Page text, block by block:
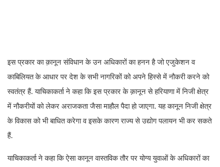
इस प्रकार का क़ानून संविधान के उन अधिकारों का हनन है जो एजुकेशन व
काबिलियत के आधार पर देश के सभी नागरिकों को अपने हिस्से में नौकरी करने को
स्वतंत्र हैं. याचिकाकर्ता ने कहा कि इस प्रकार के क़ानून से हरियाणा में निजी क्षेत्र
में नौकरीयों को लेकर अराजकता जैसा माहौल पैदा हो जाएगा. यह कानून निजी क्षेत्र
के विकास को भी बाधित करेगा व इसके कारण राज्य से उद्योग पलायन भी कर सकते
हैं.
याचिकाकर्ता ने कहा कि ऐसा कानून वास्तविक तौर पर योग्य युवाओं के अधिकारों का